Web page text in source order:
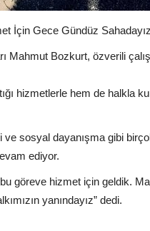
İçin Gece Gündüz
Mahmut Bozkurt, özverili
hizmetlerle hem de halkla
ve sosyal dayanışma gibi
ediyor.
göreve hizmet için geldik.
yanındayız” dedi.